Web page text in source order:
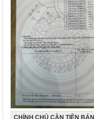
CHÍNH CHỦ CẦN TIỀN BÁN